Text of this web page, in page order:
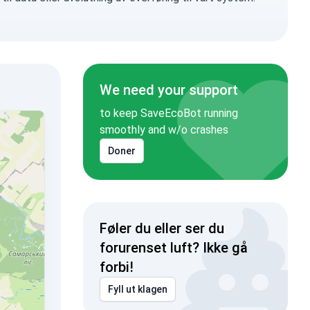
We need your support
to keep SaveEcoBot running
smoothly and w/o crashes
Doner
Føler du eller ser du
forurenset luft? Ikke gå
forbi!
Fyll ut klagen